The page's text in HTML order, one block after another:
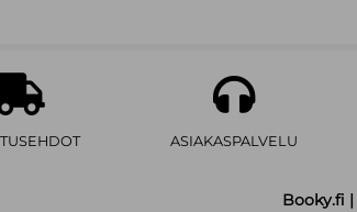
ASIAKASPALVELU
Booky.fi